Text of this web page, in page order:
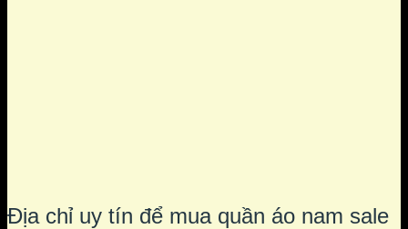
Địa chỉ uy tín để mua quần áo nam sale